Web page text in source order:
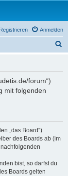
Anmelden
Registrieren
forum“)
mit folgenden
„das Board“)
des Boards ab (im
bist, so darfst du
Boards gelten